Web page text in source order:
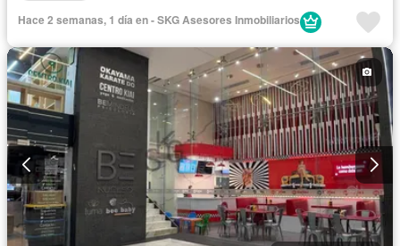
Hace 2 semanas, 1 día en - SKG Asesores Inmobiliarios